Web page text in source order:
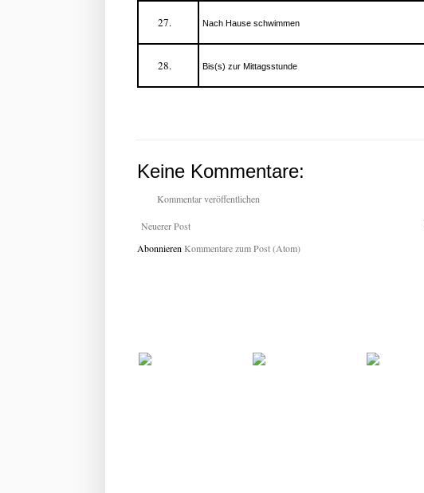
Nach Hause schwimmen
Bis(s) zur Mittagsstunde
Keine Kommentare:
Kommentar veröffentlichen
Neuerer Post
Abonnieren Kommentare zum Post (Atom)